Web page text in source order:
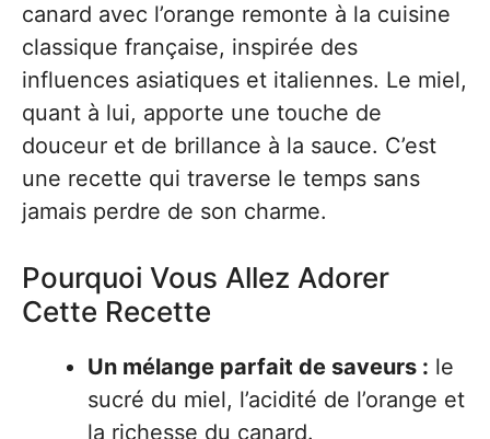
canard avec l’orange remonte à la cuisine
classique française, inspirée des
influences asiatiques et italiennes. Le miel,
quant à lui, apporte une touche de
douceur et de brillance à la sauce. C’est
une recette qui traverse le temps sans
jamais perdre de son charme.
Pourquoi Vous Allez Adorer
Cette Recette
Un mélange parfait de saveurs : le
sucré du miel, l’acidité de l’orange et
la richesse du canard.